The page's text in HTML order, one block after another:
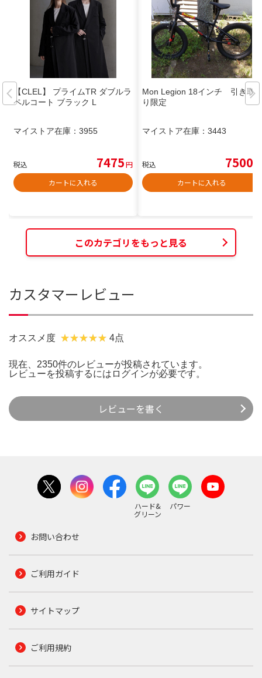
【CLEL】 プライムTR ダブルラ
ペルコート ブラック L
マイストア在庫： 3955
税込 7475円
カートに入れる
Mon Legion 18インチ 引き取
り限定
マイストア在庫： 3443
税込 7500
カートに入れる
このカテゴリをもっと見る
カスタマーレビュー
オススメ度 4点
現在、2350件のレビューが投稿されています。
レビューを投稿するには ログインが必要です。
レビューを書く
ハード&
グリーン
パワー
お問い合わせ
ご利用ガイド
サイトマップ
ご利用規約